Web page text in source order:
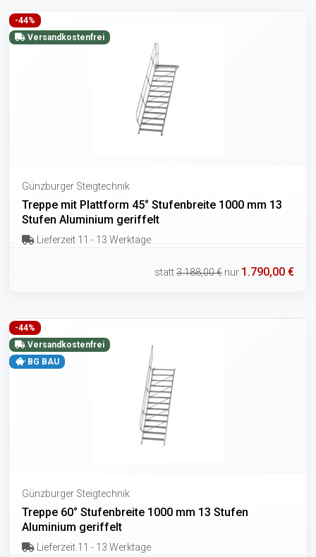
-44%
Versandkostenfrei
Günzburger Steigtechnik
Treppe mit Plattform 45° Stufenbreite 1000 mm 13
Stufen Aluminium geriffelt
Lieferzeit 11 - 13 Werktage
statt3.188,00 € nur 1.790,00 €
-44%
Versandkostenfrei
BG BAU
Günzburger Steigtechnik
Treppe 60° Stufenbreite 1000 mm 13 Stufen
Aluminium geriffelt
Lieferzeit 11 - 13 Werktage